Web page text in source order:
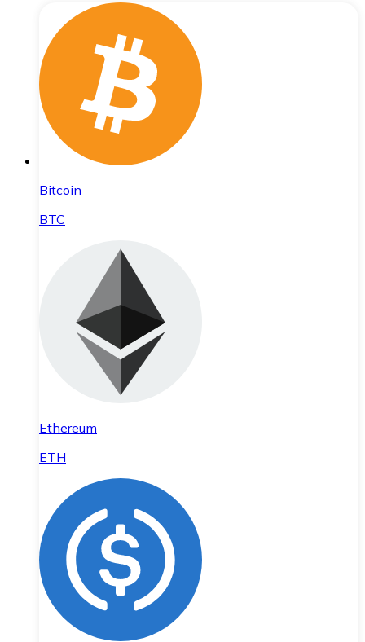
Bitcoin
BTC
Ethereum
ETH